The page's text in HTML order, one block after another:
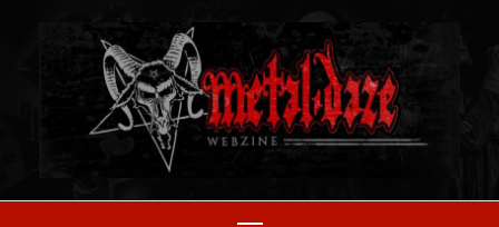
SITIO OFICIAL